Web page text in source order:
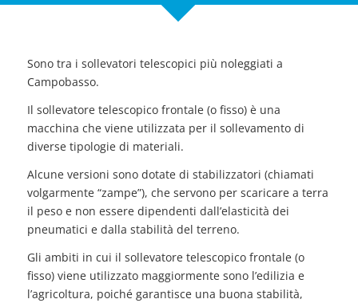
Sono tra i sollevatori telescopici più noleggiati a
Campobasso.
Il sollevatore telescopico frontale (o fisso) è una
macchina che viene utilizzata per il sollevamento di
diverse tipologie di materiali.
Alcune versioni sono dotate di stabilizzatori (chiamati
volgarmente “zampe”), che servono per scaricare a terra
il peso e non essere dipendenti dall’elasticità dei
pneumatici e dalla stabilità del terreno.
Gli ambiti in cui il sollevatore telescopico frontale (o
fisso) viene utilizzato maggiormente sono l’edilizia e
l’agricoltura, poiché garantisce una buona stabilità,